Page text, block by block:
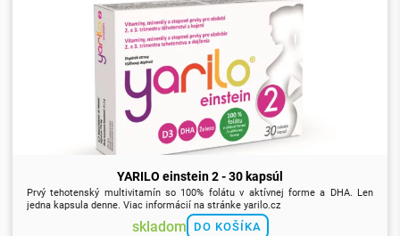
YARILO einstein 2 - 30 kapsúl
Prvý tehotenský multivitamín so 100% folátu v aktívnej forme a DHA. Len
jedna kapsula denne. Viac informácií na stránke yarilo.cz
skladom DO KOŠÍKA